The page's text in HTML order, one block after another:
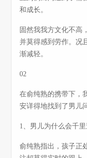
和成长。
固然我我方文化不高
并莫得感到劳作。况
渐减轻。
02
在俞纯熟的携带下，
安详得地找到了男儿
1、男儿为什么会千里
俞纯熟指出，孩子正